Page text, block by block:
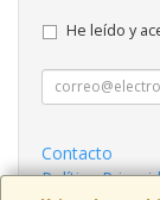
He leído y
Contacto
Política